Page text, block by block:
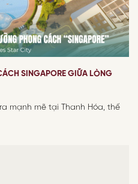
SINGAPORE GIỮA LÒNG
mạnh mẽ tại Thanh Hóa, thế